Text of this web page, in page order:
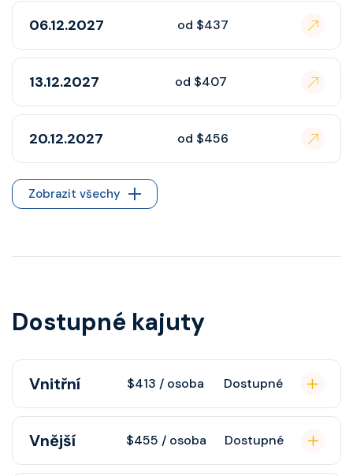
06.12.2027 od $437
13.12.2027 od $407
20.12.2027 od $456
Zobrazit všechy
Dostupné kajuty
Vnitřní $413 / osoba Dostupné
Vnitřní kajuta poskytuje pohovku,
fén, soukromou koupelnu se
Vnější $455 / osoba Dostupné